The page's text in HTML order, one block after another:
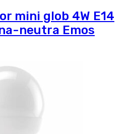
mini glob 4W E14
neutra Emos